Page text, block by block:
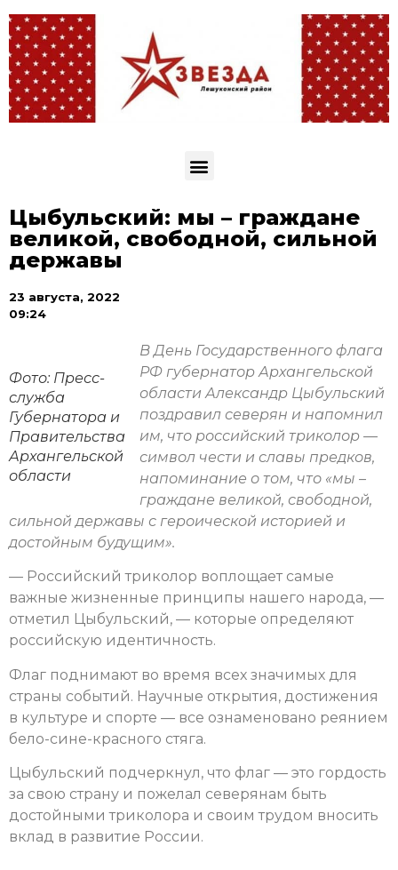
Цыбульский: мы – граждане
великой, свободной, сильной
державы
23 августа, 2022
09:24
Фото: Пресс-
служба
Губернатора и
Правительства
Архангельской
области
В День Государственного флага
РФ губернатор Архангельской
области Александр Цыбульский
поздравил северян и напомнил
им, что российский триколор —
символ чести и славы предков,
напоминание о том, что «мы –
граждане великой, свободной,
сильной державы с героической историей и
достойным будущим».
— Российский триколор воплощает самые
важные жизненные принципы нашего народа, —
отметил Цыбульский, — которые определяют
российскую идентичность.
Флаг поднимают во время всех значимых для
страны событий. Научные открытия, достижения
в культуре и спорте — все ознаменовано реянием
бело-сине-красного стяга.
Цыбульский подчеркнул, что флаг — это гордость
за свою страну и пожелал северянам быть
достойными триколора и своим трудом вносить
вклад в развитие России.